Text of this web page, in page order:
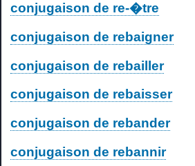
conjugaison de re-�tre
conjugaison de rebaigner
conjugaison de rebailler
conjugaison de rebaisser
conjugaison de rebander
conjugaison de rebannir